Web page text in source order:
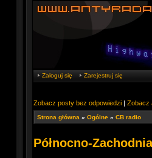
Zaloguj się Zarejestruj się
Zobacz posty bez odpowiedzi | Zobacz
Strona główna » Ogólne » CB radio
Północno-